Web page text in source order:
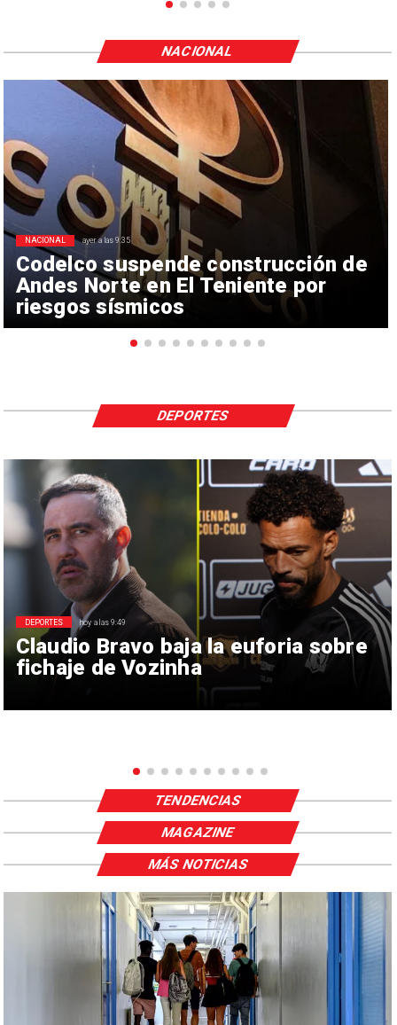
Codelco suspende construcción de
Andes Norte en El Teniente por
riesgos sísmicos
NACIONAL ayer a las 9:35
NACIONAL
Claudio Bravo baja la euforia sobre
fichaje de Vozinha
DEPORTES hoy a las 9:49
DEPORTES
TENDENCIAS
MAGAZINE
MÁS NOTICIAS